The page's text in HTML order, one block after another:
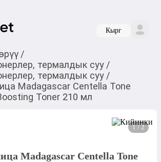
Кырг
/
термалдык суу /
термалдык суу /
Madagascar Centella Tone
Toner 210 мл
1 / 2
Madagascar Centella Tone